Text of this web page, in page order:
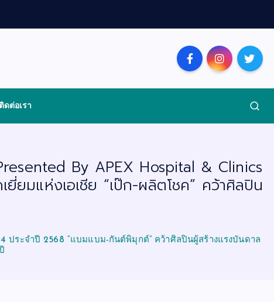
ติดต่อเรา
By APEX Hospital & Clinics
มแห่งเอเชีย “เป๊ก-ผลิตโชค” คว้าศิลปิน
ประจำปี 2568 “แบมแบม-กันต์พิมุกต์” คว้าศิลปินผู้สร้างแรงบันดาล